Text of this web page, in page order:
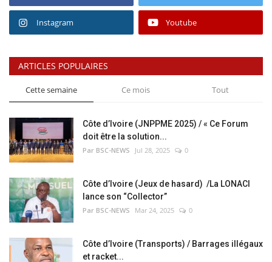
Autr'Actu
Instagram Youtube
ARTICLES POPULAIRES
Cette semaine Ce mois Tout
Côte d’Ivoire (JNPPME 2025) / « Ce Forum
doit être la solution...
Par BSC-NEWS Jul 28, 2025 0
Côte d’Ivoire (Jeux de hasard) /La LONACI
lance son “Collector”
Par BSC-NEWS Mar 24, 2025 0
Côte d’Ivoire (Transports) / Barrages illégaux
et racket...